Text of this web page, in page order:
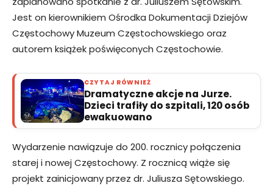
Jest on kierownikiem Ośrodka Dokumentacji Dziejów
Częstochowy Muzeum Częstochowskiego oraz
autorem książek poświęconych Częstochowie.
CZYTAJ RÓWNIEŻ
Dramatyczne akcje na Jurze.
Dzieci trafiły do szpitali, 120 osób
ewakuowano
Wydarzenie nawiązuje do 200. rocznicy połączenia
starej i nowej Częstochowy. Z rocznicą wiąże się
projekt zainicjowany przez dr. Juliusza Sętowskiego.